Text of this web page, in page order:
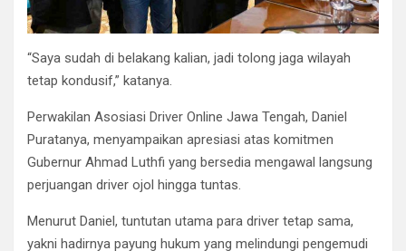
“Saya sudah di belakang kalian, jadi tolong jaga wilayah
tetap kondusif,” katanya.
Perwakilan Asosiasi Driver Online Jawa Tengah, Daniel
Puratanya, menyampaikan apresiasi atas komitmen
Gubernur Ahmad Luthfi yang bersedia mengawal langsung
perjuangan driver ojol hingga tuntas.
Menurut Daniel, tuntutan utama para driver tetap sama,
yakni hadirnya payung hukum yang melindungi pengemudi